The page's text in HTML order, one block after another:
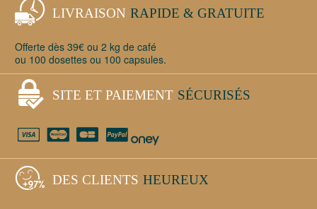
LIVRAISON RAPIDE & GRATUITE
Offerte dès 39€ ou 2 kg de café
ou 100 dosettes ou 100 capsules.
SITE ET PAIEMENT SÉCURISÉS
DES CLIENTS HEUREUX